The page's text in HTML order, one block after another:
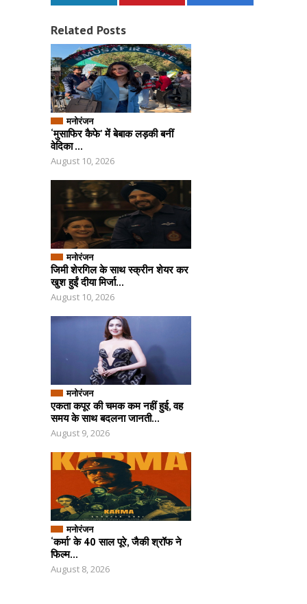
Related Posts
मनोरंजन
‘मुसाफिर कैफे’ में बेबाक लड़की बनीं
वेदिका ...
August 10, 2026
मनोरंजन
जिमी शेरगिल के साथ स्क्रीन शेयर कर
खुश हुईं दीया मिर्जा...
August 10, 2026
मनोरंजन
एकता कपूर की चमक कम नहीं हुई, वह
समय के साथ बदलना जानती...
August 9, 2026
मनोरंजन
‘कर्मा’ के 40 साल पूरे, जैकी श्रॉफ ने
फिल्म...
August 8, 2026